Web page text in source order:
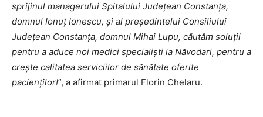
sprijinul managerului Spitalului Județean Constanța,
domnul Ionuț Ionescu, și al președintelui Consiliului
Județean Constanța, domnul Mihai Lupu, căutăm soluții
pentru a aduce noi medici specialiști la Năvodari, pentru a
crește calitatea serviciilor de sănătate oferite
pacienților!”, a afirmat primarul Florin Chelaru.